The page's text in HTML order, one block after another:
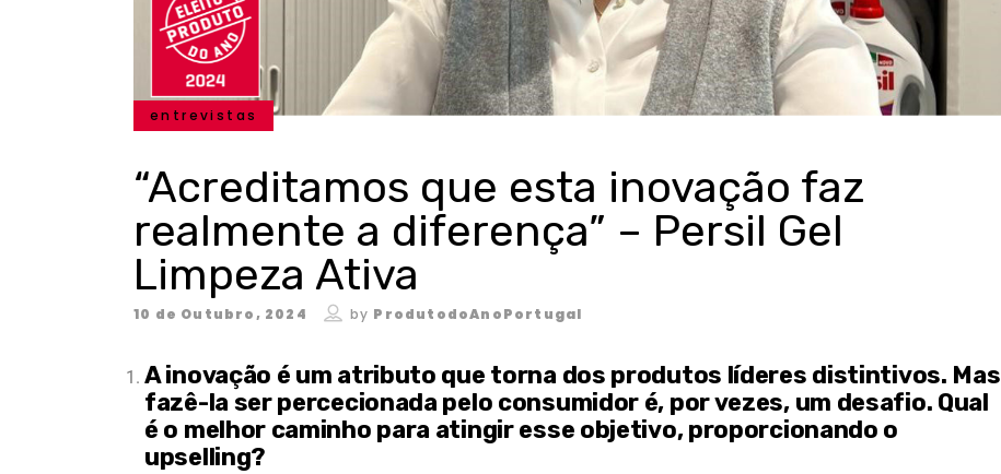
entrevistas
“Acreditamos que esta inovação faz
realmente a diferença” – Persil Gel
Limpeza Ativa
10 de Outubro, 2024 by ProdutodoAnoPortugal
A inovação é um atributo que torna dos produtos líderes distintivos. Mas
fazê-la ser percecionada pelo consumidor é, por vezes, um desafio. Qual
é o melhor caminho para atingir esse objetivo, proporcionando o
upselling?